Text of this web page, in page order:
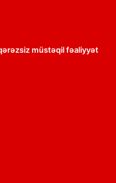
müstəqil fəaliyyət